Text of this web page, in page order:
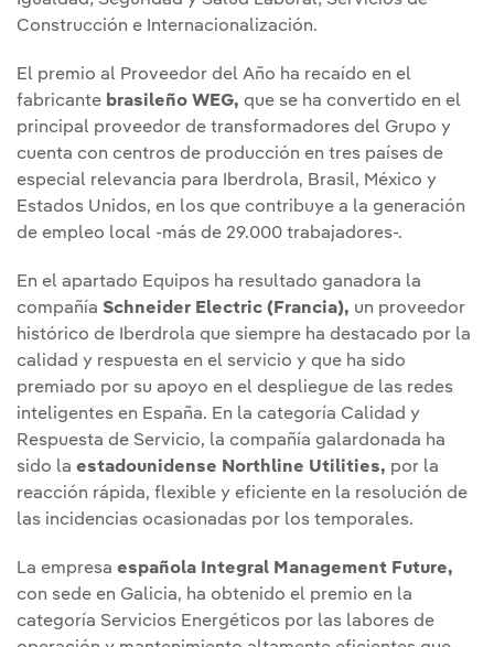
Construcción e Internacionalización.
El premio al Proveedor del Año ha recaído en el
fabricante brasileño WEG, que se ha convertido en el
principal proveedor de transformadores del Grupo y
cuenta con centros de producción en tres países de
especial relevancia para Iberdrola, Brasil, México y
Estados Unidos, en los que contribuye a la generación
de empleo local -más de 29.000 trabajadores-.
En el apartado Equipos ha resultado ganadora la
compañía Schneider Electric (Francia), un proveedor
histórico de Iberdrola que siempre ha destacado por la
calidad y respuesta en el servicio y que ha sido
premiado por su apoyo en el despliegue de las redes
inteligentes en España. En la categoría Calidad y
Respuesta de Servicio, la compañía galardonada ha
sido la estadounidense Northline Utilities, por la
reacción rápida, flexible y eficiente en la resolución de
las incidencias ocasionadas por los temporales.
La empresa española Integral Management Future,
con sede en Galicia, ha obtenido el premio en la
categoría Servicios Energéticos por las labores de